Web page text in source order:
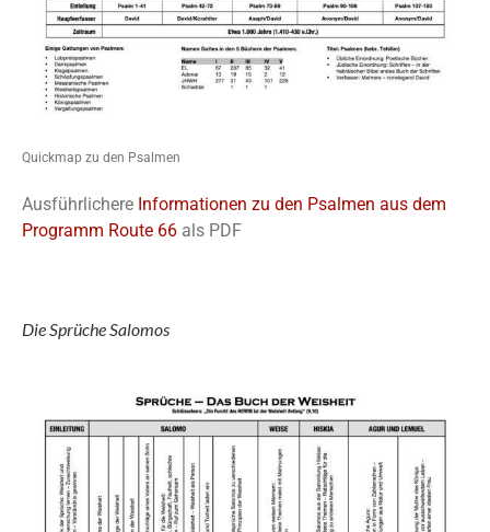
Quickmap zu den Psalmen
Ausführlichere Informationen zu den Psalmen aus dem
Programm Route 66 als PDF
Die Sprüche Salomos